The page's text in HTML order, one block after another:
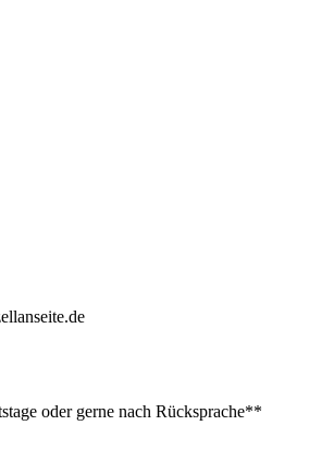
oder gerne nach Rücksprache**